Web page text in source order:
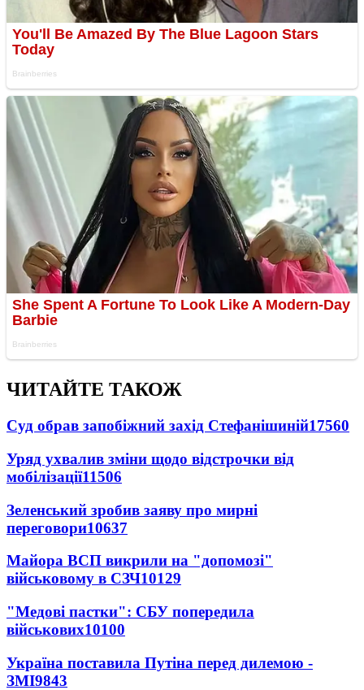
ЧИТАЙТЕ ТАКОЖ
Суд обрав запобіжний захід Стефанішиній17560
Уряд ухвалив зміни щодо відстрочки від
мобілізації11506
Зеленський зробив заяву про мирні
переговори10637
Майора ВСП викрили на "допомозі"
військовому в СЗЧ10129
"Медові пастки": СБУ попередила
військових10100
Україна поставила Путіна перед дилемою -
ЗМІ9843